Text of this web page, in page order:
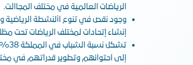
الرياضات العالمية في مختلف المجاالت.
وجود نقص في تنوع األنشطة الرياضية
إنشاء إتحادات لمختلف الرياضات تحت
إلى احتوائهم وتطوير قدراتهم في